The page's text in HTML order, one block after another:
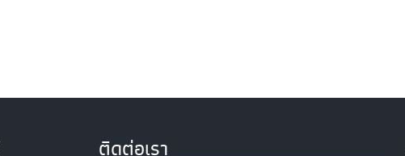
ติดต่อเรา